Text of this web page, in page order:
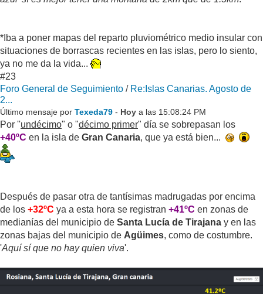
*Iba a poner mapas del reparto pluviométrico medio insular con
situaciones de borrascas recientes en las islas, pero lo siento,
ya no me da la vida...
#23
Foro General de Seguimiento / Re:Islas Canarias. Agosto de
2...
Último mensaje por Texeda79 - Hoy a las 15:08:24 PM
Por ''undécimo" o "décimo primer" día se sobrepasan los
+40ºC en la isla de Gran Canaria, que ya está bien...
Después de pasar otra de tantísimas madrugadas por encima
de los +32ºC ya a esta hora se registran +41ºC en zonas de
medianías del municipio de Santa Lucía de Tirajana y en las
zonas bajas del municipio de Agüimes, como de costumbre.
'Aquí sí que no hay quien viva'.